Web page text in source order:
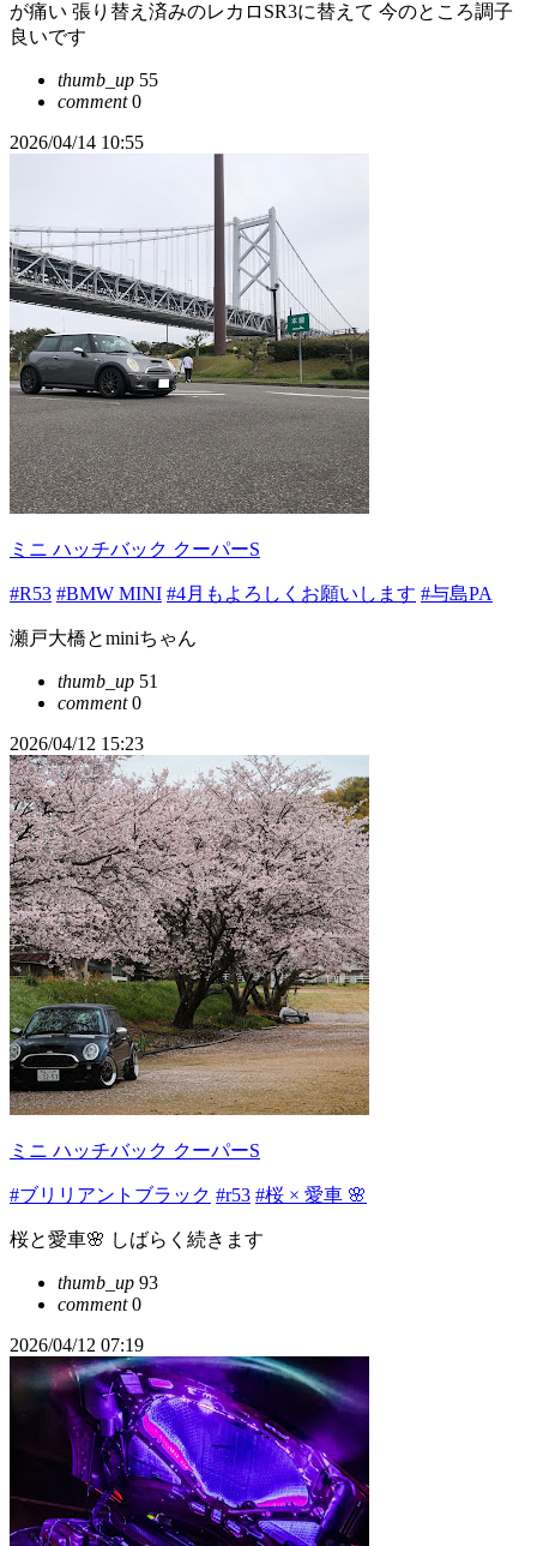
が痛い 張り替え済みのレカロSR3に替えて 今のところ調子
良いです
thumb_up 55
comment0
2026/04/14 10:55
ミニ ハッチバック クーパーS
#R53 #BMW MINI #4月もよろしくお願いします #与島PA
瀬戸大橋とminiちゃん
thumb_up 51
comment0
2026/04/12 15:23
ミニ ハッチバック クーパーS
#ブリリアントブラック #r53 #桜 × 愛車 🌸
桜と愛車🌸 しばらく続きます
thumb_up 93
comment0
2026/04/12 07:19